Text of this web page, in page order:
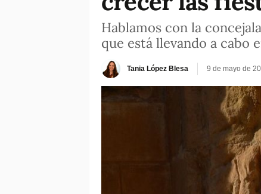
Hablamos con la
que está llevando a cabo
Tania López Blesa 9 de mayo de